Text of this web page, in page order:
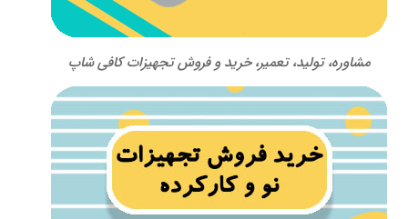
مشاوره، تولید، تعمیر، خرید و فروش تجهیزات کافی شاپ